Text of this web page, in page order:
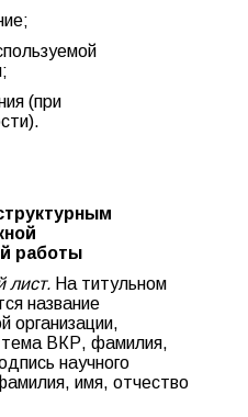
(при
работы
лист. На титульном
название
организации,
тема ВКР, фамилия,
научного
имя, отчество